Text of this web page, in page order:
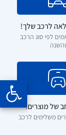
לרכב שלך!
לפי סוג הרכב
והשנה
של מוצרים!
משלימים לרכב